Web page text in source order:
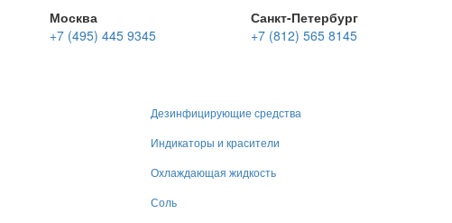
Москва
+7 (495) 445 9345
Санкт-Петербург
+7 (812) 565 8145
Дезинфицирующие средства
Индикаторы и красители
Охлаждающая жидкость
Соль